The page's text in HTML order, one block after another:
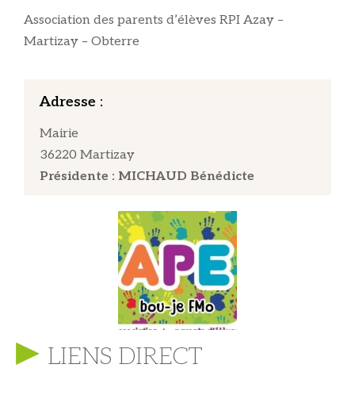
Association des parents d’élèves RPI Azay –
Martizay – Obterre
Adresse :
Mairie
36220 Martizay
Présidente : MICHAUD Bénédicte
LIENS DIRECT